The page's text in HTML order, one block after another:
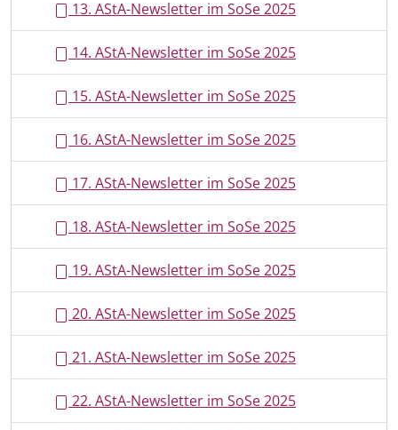
13. AStA-Newsletter im SoSe 2025
14. AStA-Newsletter im SoSe 2025
15. AStA-Newsletter im SoSe 2025
16. AStA-Newsletter im SoSe 2025
17. AStA-Newsletter im SoSe 2025
18. AStA-Newsletter im SoSe 2025
19. AStA-Newsletter im SoSe 2025
20. AStA-Newsletter im SoSe 2025
21. AStA-Newsletter im SoSe 2025
22. AStA-Newsletter im SoSe 2025